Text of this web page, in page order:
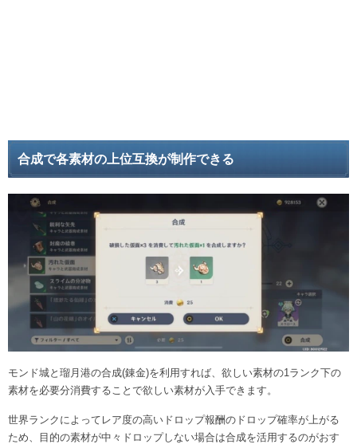
合成で各素材の上位互換が制作できる
モンド城と瑠月港の合成(錬金)を利用すれば、欲しい素材の1ランク下の
素材を必要分消費することで欲しい素材が入手できます。
世界ランクによってレア度の高いドロップ報酬のドロップ確率が上がる
ため、目的の素材が中々ドロップしない場合は合成を活用するのがおす